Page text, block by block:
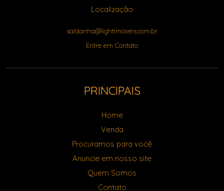
Localização
saldanha@lightimoveis.com.br
Entre em Contato
PRINCIPAIS
Home
Venda
Procuramos para você
Anuncie em nosso site
Quem Somos
Contato